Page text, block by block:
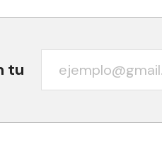
tu